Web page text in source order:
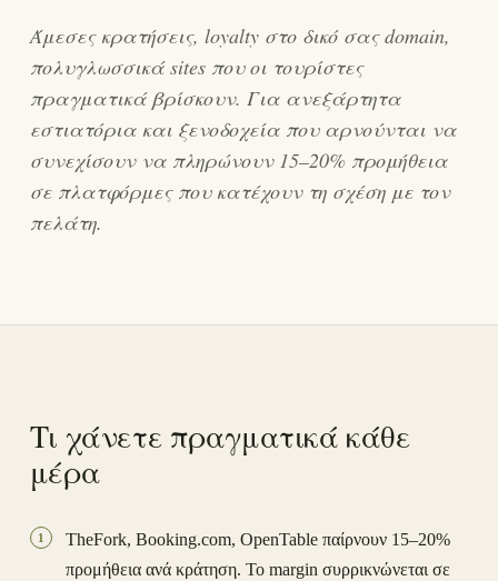
Άμεσες κρατήσεις, loyalty στο δικό σας domain,
πολυγλωσσικά sites που οι τουρίστες
πραγματικά βρίσκουν. Για ανεξάρτητα
εστιατόρια και ξενοδοχεία που αρνούνται να
συνεχίσουν να πληρώνουν 15–20% προμήθεια
σε πλατφόρμες που κατέχουν τη σχέση με τον
πελάτη.
Τι χάνετε πραγματικά κάθε
μέρα
1
TheFork, Booking.com, OpenTable παίρνουν 15–20%
προμήθεια ανά κράτηση. Το margin συρρικνώνεται σε